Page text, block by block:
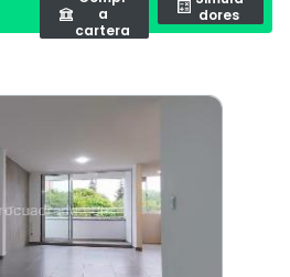
a
cartera
dores